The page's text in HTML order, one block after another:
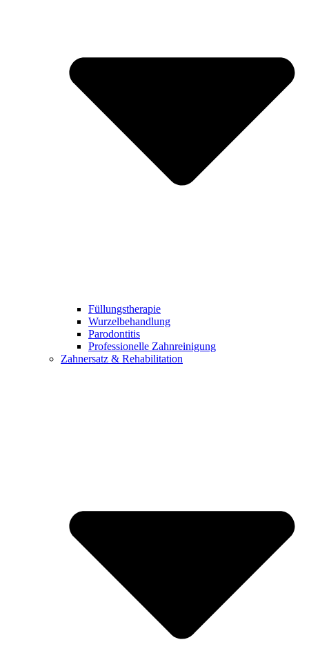
Füllungstherapie
Wurzelbehandlung
Parodontitis
Professionelle Zahnreinigung
Zahnersatz & Rehabilitation